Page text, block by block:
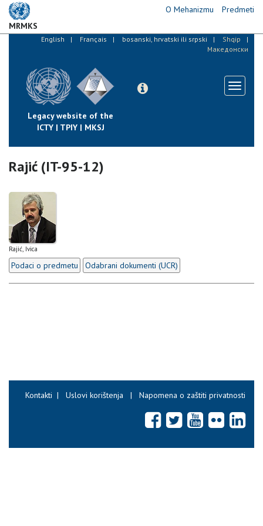
Skip
mainMRMKS
O Mehanizmu Predmeti
English Français bosanski, hrvatski ili srpski
Shqip
Македонски
Legacy website of the
ICTY | TPIY | MKSJ
Toggle
Rajić (IT-95-12)
Rajić, Ivica
Podaci o predmetu Odabrani dokumenti (UCR)
Kontakti | Uslovi korištenja | Napomena o zaštiti privatnosti